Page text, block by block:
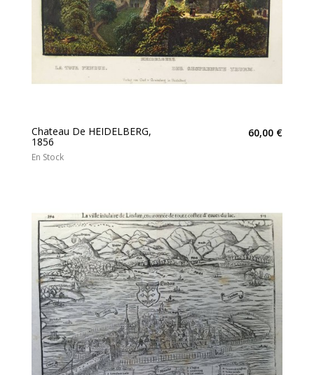
Chateau De HEIDELBERG,
1856
60,00 €
En Stock